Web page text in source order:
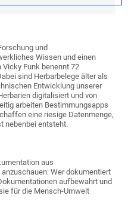
und
Wissen und einen
Funk benennt 72
sind Herbarbelege älter als
Entwicklung unserer
digitalisiert und von
arbeiten Bestimmungsapps
eine riesige Datenmenge,
nebenbei entsteht.
aus
Wer dokumentiert
aufbewahrt und
für die Mensch-Umwelt